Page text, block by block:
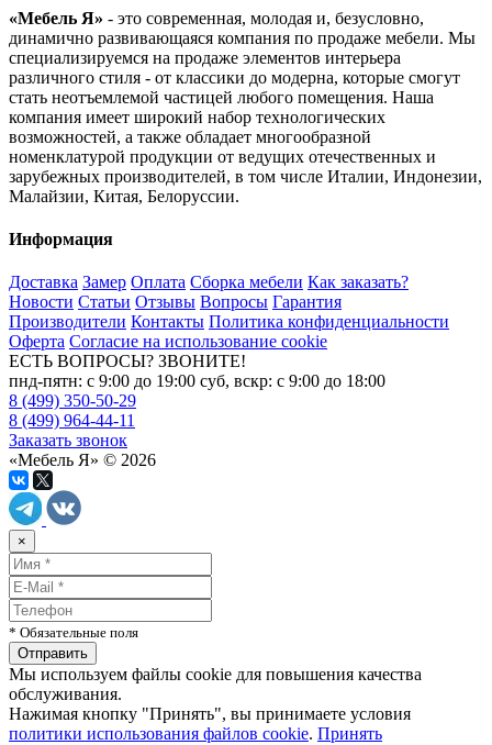
«Мебель Я» - это современная, молодая и, безусловно,
динамично развивающаяся компания по продаже мебели. Мы
специализируемся на продаже элементов интерьера
различного стиля - от классики до модерна, которые смогут
стать неотъемлемой частицей любого помещения. Наша
компания имеет широкий набор технологических
возможностей, а также обладает многообразной
номенклатурой продукции от ведущих отечественных и
зарубежных производителей, в том числе Италии, Индонезии,
Малайзии, Китая, Белоруссии.
Информация
Доставка Замер Оплата Сборка мебели Как заказать?
Новости Статьи Отзывы Вопросы Гарантия
Производители Контакты Политика конфиденциальности
Оферта Согласие на использование cookie
ЕСТЬ ВОПРОСЫ? ЗВОНИТЕ!
пнд-пятн: с 9:00 до 19:00 суб, вскр: с 9:00 до 18:00
8 (499) 350-50-29
8 (499) 964-44-11
Заказать звонок
«Мебель Я» © 2026
×
* Обязательные поля
Мы используем файлы cookie для повышения качества
обслуживания.
Нажимая кнопку "Принять", вы принимаете условия
политики использования файлов cookie. Принять